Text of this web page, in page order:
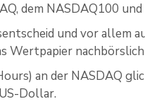
dem NASDAQ100 und
und vor allem
Wertpapier
an der NASDAQ
Dollar.